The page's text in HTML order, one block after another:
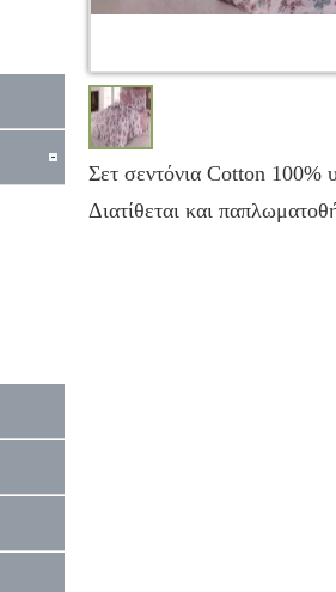
Σετ σεντόνια Cotton 100%
Διατίθεται και